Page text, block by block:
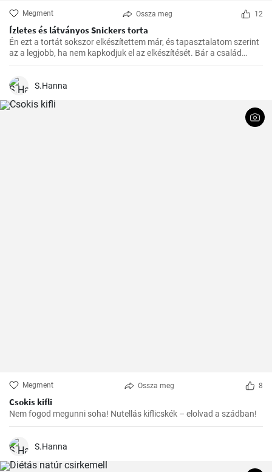
Megment Ossza meg 12
Ízletes és látványos Snickers torta
Én ezt a tortát sokszor elkészítettem már, és tapasztalatom szerint
az a legjobb, ha nem kapkodjuk el az elkészítését. Bár a család
mindig türelmetlenül várja, de megéri kivárni, hogy minden réteg
végeredmény!
S.Hanna
Megment Ossza meg 8
Csokis kifli
Nem fogod megunni soha! Nutellás kiflicskék – elolvad a szádban!
S.Hanna